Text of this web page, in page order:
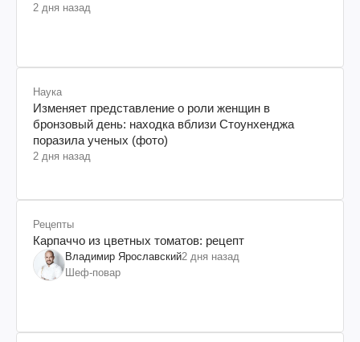
2 дня назад
Наука
Изменяет представление о роли женщин в
бронзовый день: находка вблизи Стоунхенджа
поразила ученых (фото)
2 дня назад
Рецепты
Карпаччо из цветных томатов: рецепт
Владимир Ярославский2 дня назад
Шеф-повар